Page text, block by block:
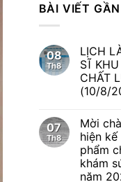
BÀI VIẾT
08
Th8
LỊCH
SĨ
CHẤT
(10/8/
07
Th8
Mời
hiện
phẩm
khám
năm